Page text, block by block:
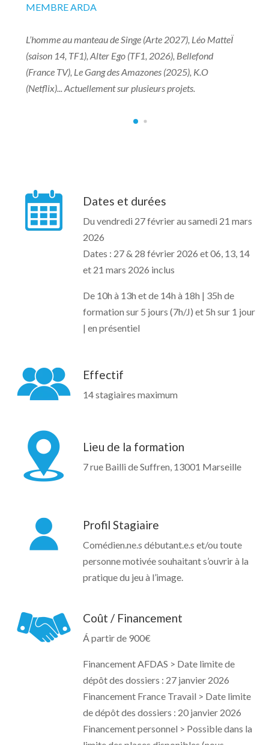
MEMBRE ARDA
L’homme au manteau de Singe (Arte 2027), Léo MatteÏ
(saison 14, TF1), Alter Ego (TF1, 2026), Bellefond
(France TV), Le Gang des Amazones (2025), K.O
(Netflix)... Actuellement sur plusieurs projets.
Dates et durées
Du vendredi 27 février au samedi 21 mars
2026
Dates : 27 & 28 février 2026 et 06, 13, 14
et 21 mars 2026 inclus
De 10h à 13h et de 14h à 18h | 35h de
formation sur 5 jours (7h/J) et 5h sur 1 jour
| en présentiel
Effectif
14 stagiaires maximum
Lieu de la formation
7 rue Bailli de Suffren, 13001 Marseille
Profil Stagiaire
Comédien.ne.s débutant.e.s et/ou toute
personne motivée souhaitant s’ouvrir à la
pratique du jeu à l’image.
Coût / Financement
Á partir de 900€
Financement AFDAS > Date limite de
dépôt des dossiers : 27 janvier 2026
Financement France Travail > Date limite
de dépôt des dossiers : 20 janvier 2026
Financement personnel > Possible dans la